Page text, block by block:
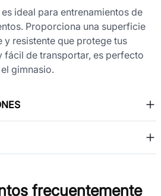
es ideal para entrenamientos de
Proporciona una superficie
resistente que protege tus
fácil de transportar, es perfecto
gimnasio.
frecuentemente